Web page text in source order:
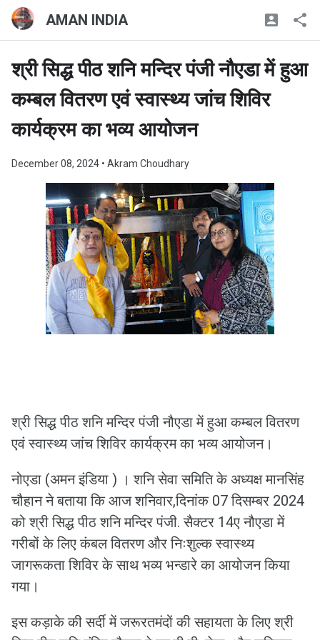
AMAN INDIA
श्री सिद्ध पीठ शनि मन्दिर पंजी नौएडा में हुआ
कम्बल वितरण एवं स्वास्थ्य जांच शिविर
कार्यक्रम का भव्य आयोजन
December 08, 2024 • Akram Choudhary
श्री सिद्ध पीठ शनि मन्दिर पंजी नौएडा में हुआ कम्बल वितरण
एवं स्वास्थ्य जांच शिविर कार्यक्रम का भव्य आयोजन।
नोएडा (अमन इंडिया ) । शनि सेवा समिति के अध्यक्ष मानसिंह
चौहान ने बताया कि आज शनिवार,दिनांक 07 दिसम्बर 2024
को श्री सिद्ध पीठ शनि मन्दिर पंजी. सैक्टर 14ए नौएडा में
गरीबों के लिए कंबल वितरण और निःशुल्क स्वास्थ्य
जागरूकता शिविर के साथ भव्य भन्डारे का आयोजन किया
गया।
इस कड़ाके की सर्दी में जरूरतमंदों की सहायता के लिए श्री